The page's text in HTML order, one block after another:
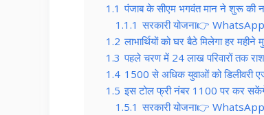
1.1 पंजाब के सीएम भगवंत मान ने शुरू की
1.1.1 सरकारी योजना👉
1.2 लाभार्थियों को घर बैठे मिलेगा हर महीने
1.3 पहले चरण में 24 लाख परिवारों तक
1.4 1500 से अधिक युवाओं को डिलीवरी
1.5 इस टोल फ्री नंबर 1100 पर कर
1.5.1 सरकारी योजना👉